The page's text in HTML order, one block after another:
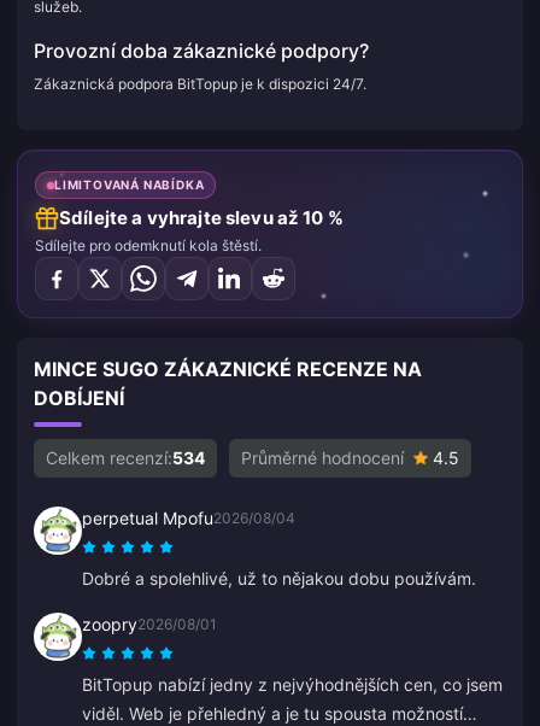
služeb.
Provozní doba zákaznické podpory?
Zákaznická podpora BitTopup je k dispozici 24/7.
LIMITOVANÁ NABÍDKA
Sdílejte a vyhrajte slevu až 10 %
Sdílejte pro odemknutí kola štěstí.
MINCE SUGO ZÁKAZNICKÉ RECENZE NA
DOBÍJENÍ
Celkem recenzí:534 Průměrné hodnocení 4.5
perpetual Mpofu2026/08/04
Dobré a spolehlivé, už to nějakou dobu používám.
zoopry2026/08/01
BitTopup nabízí jedny z nejvýhodnějších cen, co jsem
viděl. Web je přehledný a je tu spousta možností